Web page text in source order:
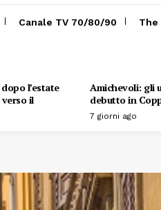
Canale TV 70/80/90 The
l’estate
il
Amichevoli: gli
debutto in
7 giorni ago